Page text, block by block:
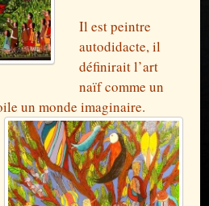
Il est peintre
autodidacte, il
définirait l’art
naïf comme un
un monde imaginaire.